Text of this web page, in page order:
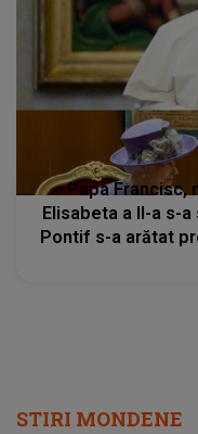
Papa Francisc,
Elisabeta a II-a s-
Pontif s-a arătat
STIRI MONDENE